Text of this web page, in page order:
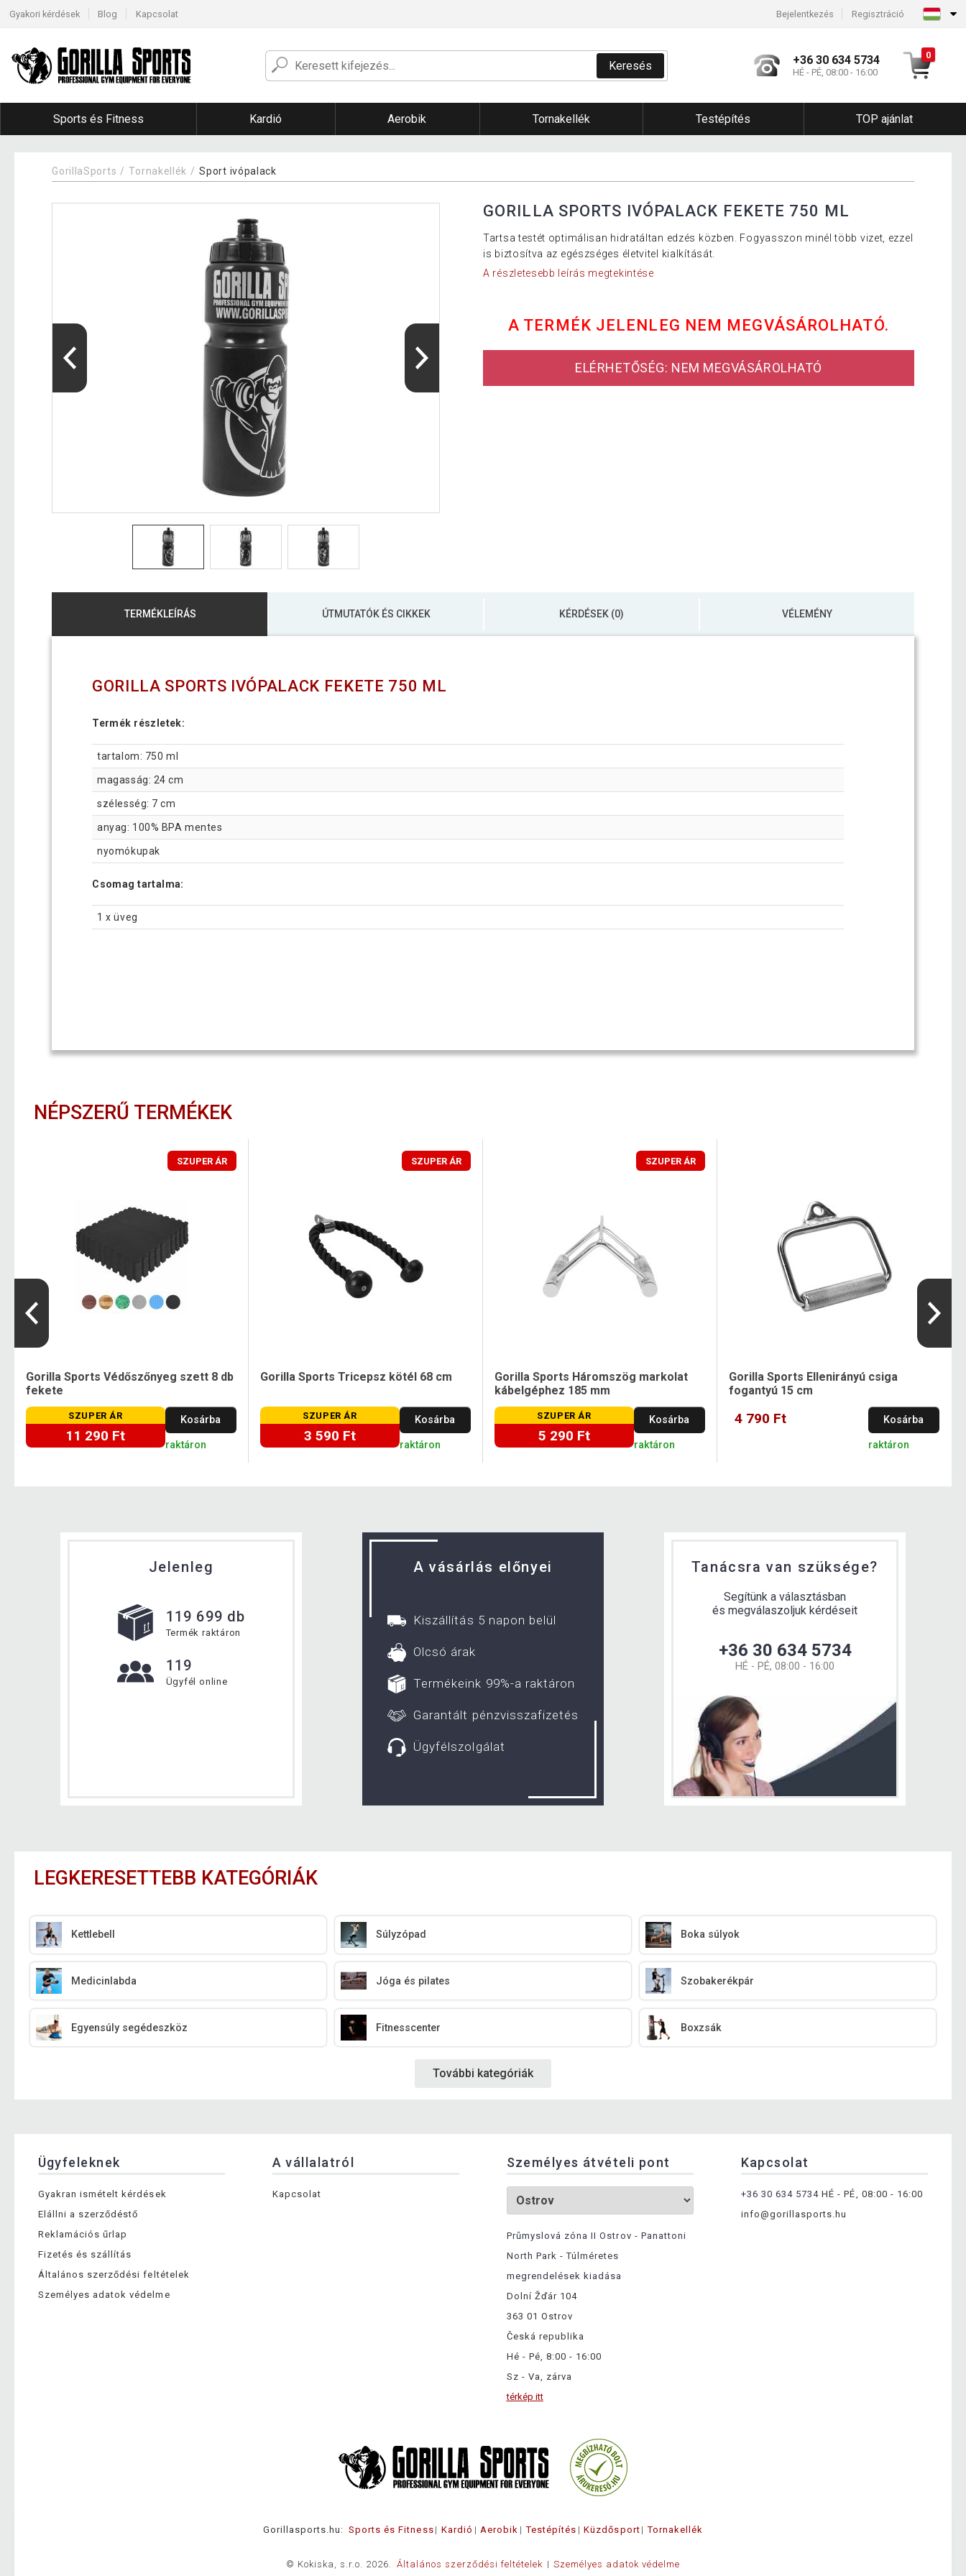
Gyakori kérdések Blog Kapcsolat Bejelentkezés Regisztráció
Keresés +36 30 634 5734
HÉ - PÉ, 08:00 - 16:00
0
Sports és Fitness Kardió Aerobik Tornakellék Testépítés TOP ajánlat
GorillaSports Tornakellék Sport ivópalack
GORILLA SPORTS IVÓPALACK FEKETE 750 ML
Tartsa testét optimálisan hidratáltan edzés közben. Fogyasszon minél több vizet, ezzel
is biztosítva az egészséges életvitel kialkítását.
A részletesebb leírás megtekintése
A TERMÉK JELENLEG NEM MEGVÁSÁROLHATÓ.
ELÉRHETŐSÉG: NEM MEGVÁSÁROLHATÓ
TERMÉKLEÍRÁS ÚTMUTATÓK ÉS CIKKEK KÉRDÉSEK (0) VÉLEMÉNY
GORILLA SPORTS IVÓPALACK FEKETE 750 ML
Termék részletek:
tartalom: 750 ml
magasság: 24 cm
szélesség: 7 cm
anyag: 100% BPA mentes
nyomókupak
Csomag tartalma:
1 x üveg
NÉPSZERŰ TERMÉKEK
SZUPER ÁR
Gorilla Sports Védőszőnyeg szett 8 db
fekete
SZUPER ÁR
11 290 Ft
Kosárba
raktáron
SZUPER ÁR
Gorilla Sports Tricepsz kötél 68 cm
SZUPER ÁR
3 590 Ft
Kosárba
raktáron
SZUPER ÁR
Gorilla Sports Háromszög markolat
kábelgéphez 185 mm
SZUPER ÁR
5 290 Ft
Kosárba
raktáron
Gorilla Sports Ellenirányú csiga
fogantyú 15 cm
4 790 Ft Kosárba
raktáron
Jelenleg
119 699 db
Termék raktáron
119
Ügyfél online
A vásárlás előnyei
Kiszállítás 5 napon belül
Olcsó árak
Termékeink 99%-a raktáron
Garantált pénzvisszafizetés
Ügyfélszolgálat
Tanácsra van szüksége?
Segítünk a választásban
és megválaszoljuk kérdéseit
+36 30 634 5734
HÉ - PÉ, 08:00 - 16:00
LEGKERESETTEBB KATEGÓRIÁK
Kettlebell Súlyzópad Boka súlyok
Medicinlabda Jóga és pilates Szobakerékpár
Egyensúly segédeszköz Fitnesscenter Boxzsák
További kategóriák
Ügyfeleknek
Gyakran ismételt kérdések
Elállni a szerződéstő
Reklamációs űrlap
Fizetés és szállítás
Általános szerződési feltételek
Személyes adatok védelme
A vállalatról
Kapcsolat
Személyes átvételi pont
Průmyslová zóna II Ostrov - Panattoni
North Park - Túlméretes
megrendelések kiadása
Dolní Žďár 104
363 01 Ostrov
Česká republika
Hé - Pé, 8:00 - 16:00
Sz - Va, zárva
térkép itt
Kapcsolat
+36 30 634 5734 HÉ - PÉ, 08:00 - 16:00
info@gorillasports.hu
Gorillasports.hu: Sports és Fitness Kardió Aerobik Testépítés Küzdősport Tornakellék
© Kokiska, s.r.o. 2026. Általános szerződési feltételek Személyes adatok védelme